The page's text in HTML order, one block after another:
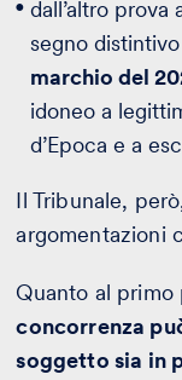
dall’altro prova
segno
marchio del
idoneo a
d’Epoca e a
Il Tribunale,
argomentazioni
Quanto al
concorrenza
soggetto sia in